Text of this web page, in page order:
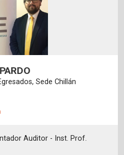
Sede Chillán
Auditor - Inst. Prof.